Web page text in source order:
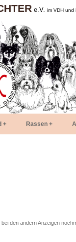
e.V. im VDH und
Rassen
den andern Anzeigen